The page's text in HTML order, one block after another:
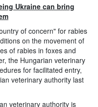
Ukraine can bring
of concern" for rabies
on the movement of
of rabies in foxes and
the Hungarian veterinary
for facilitated entry,
veterinary authority last
veterinary authority is